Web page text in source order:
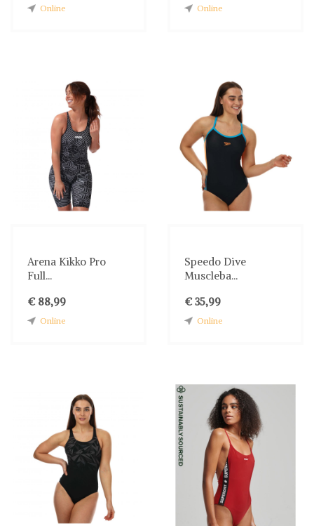
Online Online
Arena Kikko Pro
Full...
€ 88,99
Online
Speedo Dive
Muscleba...
€ 35,99
Online